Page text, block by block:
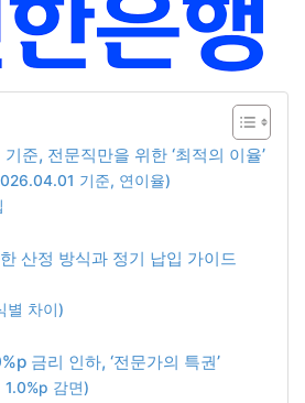
준, 전문직만을 위한 ‘최적의 이율’
기준, 연이율)
산정 방식과 정기 납입 가이드
별 차이)
금리 인하, ‘전문가의 특권’
1.0%p 감면)